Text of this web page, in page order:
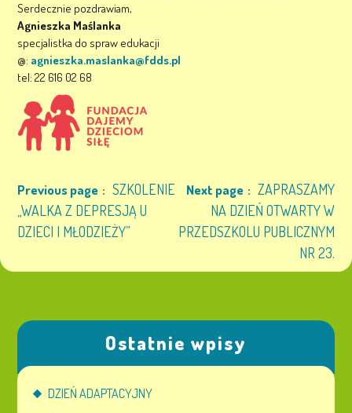
Serdecznie pozdrawiam,
Agnieszka Maślanka
specjalistka do spraw edukacji
@: agnieszka.maslanka@fdds.pl
tel: 22 616 02 68
Previous page
SZKOLENIE
„WALKA Z DEPRESJĄ U
DZIECI I MŁODZIEŻY”
Next page
ZAPRASZAMY
NA DZIEŃ OTWARTY W
PRZEDSZKOLU PUBLICZNYM
NR 23.
Ostatnie wpisy
DZIEŃ ADAPTACYJNY